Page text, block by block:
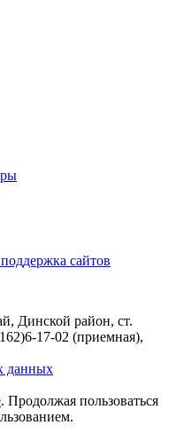
сайтов
Динской район, ст.
17-02 (приемная),
данных
. Продолжая пользоваться